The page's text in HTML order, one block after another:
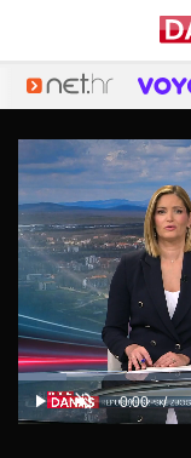
Play UnmuteCurrent
0:00 /
Loaded:
9.46%